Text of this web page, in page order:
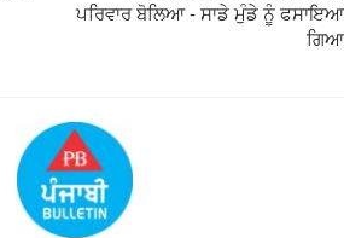
ਪਰਿਵਾਰ ਬੋਲਿਆ - ਸਾਡੇ ਮੁੰਡੇ ਨੂੰ ਫਸਾਇਆ
ਗਿਆ